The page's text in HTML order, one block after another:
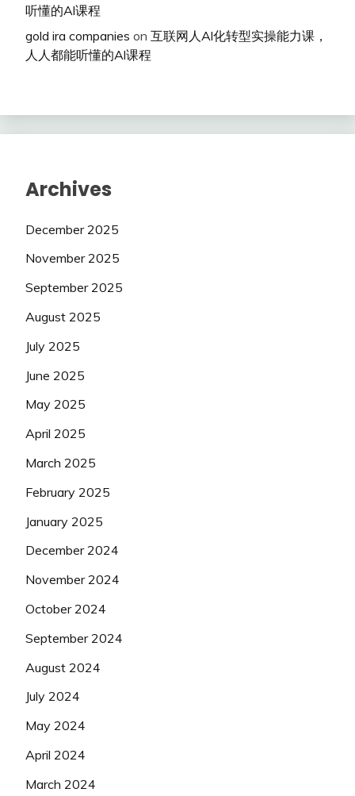
听懂的Al课程
gold ira companies on 互联网人Al化转型实操能力课，
人人都能听懂的Al课程
Archives
December 2025
November 2025
September 2025
August 2025
July 2025
June 2025
May 2025
April 2025
March 2025
February 2025
January 2025
December 2024
November 2024
October 2024
September 2024
August 2024
July 2024
May 2024
April 2024
March 2024